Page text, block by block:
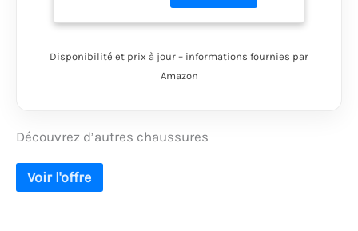
protecteurs et
résistants à l'abrasion
faciliter l'enfilage et la
compatibilité avec les
Disponibilité et prix à jour – informations fournies par
Amazon
Découvrez d’autres chaussures